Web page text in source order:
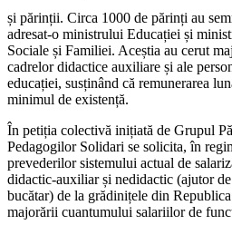
și părinții. Circa 1000 de părinți au
adresat-o ministrului Educației și
Sociale și Familiei. Aceștia au cerut
cadrelor didactice auxiliare și ale
educației, susținând că remunerarea
minimul de existență.
În petiția colectivă inițiată de Grupul
Pedagogilor Solidari se solicita, în
prevederilor sistemului actu­al de
didactic-auxiliar și nedidactic (ajutor
bucătar) de la grădinițele din
majorării cuantumului salariilor de